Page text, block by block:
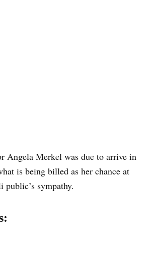
Angela Merkel was due to arrive in
is being billed as her chance at
sympathy.